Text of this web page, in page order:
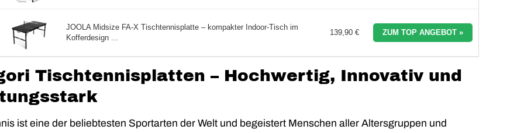
JOOLA Midsize FA-X Tischtennisplatte – kompakter Indoor-Tisch im
Kofferdesign ...
139,90 € ZUM TOP ANGEBOT »
Tischtennisplatten – Hochwertig, Innovativ und
ist eine der beliebtesten Sportarten der Welt und begeistert Menschen aller Altersgruppen und